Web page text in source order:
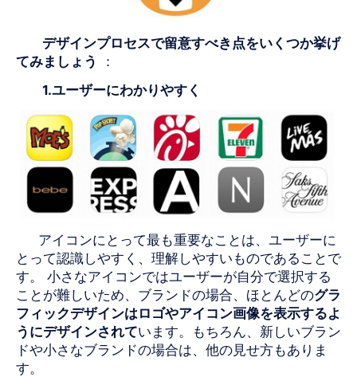
デザインプロセスで留意すべき点をいくつか挙げ
てみましょう
：
1.ユーザーにわかりやすく
アイコンにとって最も重要なことは、ユーザーに
とって認識しやすく、理解しやすいものであることで
す。 小さなアイコンではユーザーが自分で選択する
ことが難しいため、ブランドの場合、ほとんどのグラ
フィックデザインは ロゴやアイコン画像を表示するよ
うにデザインされています。もちろん、新しいブラン
ドや小さなブランドの場合は、他の見せ方もありま
す。